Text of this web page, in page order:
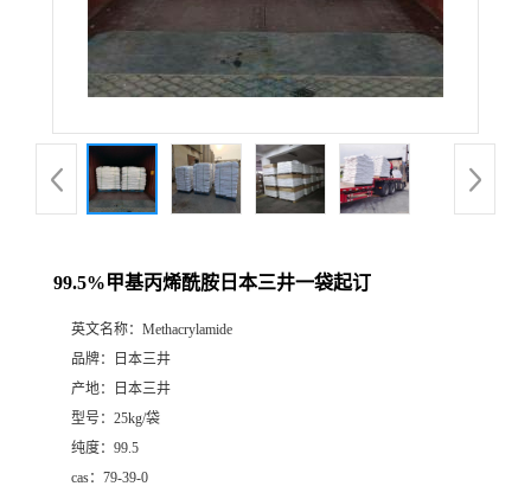
99.5%甲基丙烯酰胺日本三井一袋起订
英文名称： Methacrylamide
品牌：
日本三井
产地：
日本三井
型号： 25kg/袋
纯度： 99.5
cas： 79-39-0